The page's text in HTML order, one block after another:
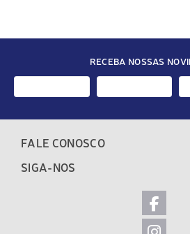
RECEBA NOSSAS
FALE CONOSCO
SIGA-NOS